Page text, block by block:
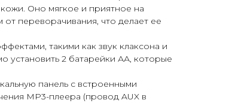
Оно мягкое и приятное на
переворачивания, что делает ее
такими как звук клаксона и
установить 2 батарейки АА, которые
панель с встроенными
MP3-плеера (провод AUX в